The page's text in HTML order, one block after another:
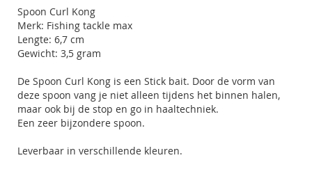
Spoon Curl Kong
Merk: Fishing tackle max
Lengte: 6,7 cm
Gewicht: 3,5 gram
De Spoon Curl Kong is een Stick bait. Door de vorm van
deze spoon vang je niet alleen tijdens het binnen halen,
maar ook bij de stop en go in haaltechniek.
Een zeer bijzondere spoon.
Leverbaar in verschillende kleuren.